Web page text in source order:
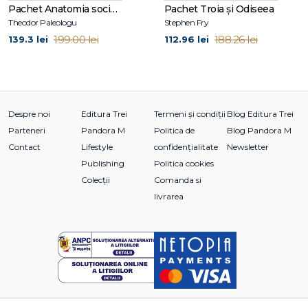
De ce să alegi acest pachet:
✔ Aiexerciții practice care te ajută să aplici imediat ceea
ce ai citit.
un sistem simplu și eficient pentru schimbare
✔ Este combinația ideală întreteorie și practică
pentru rezultate reale.
Pachet Anatomia societății moderne
Theodor Paleologu
139.3 lei 199.00 lei
Pachet Troia și Odiseea
Stephen Fry
112.96 lei 188.26 lei
Despre noi
Parteneri
Contact
Editura Trei
Pandora M
Lifestyle
Publishing
Colecții
Termeni și condiții
Politica de
confidențialitate
Politica cookies
Comanda si
livrarea
Blog Editura Trei
Blog Pandora M
Newsletter